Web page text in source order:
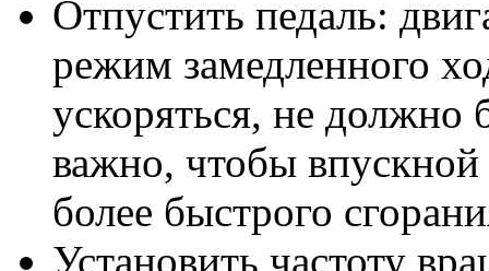
Отпустить педаль:
режим замедленного
ускоряться, не должно
важно, чтобы
более быстрого
Установить частоту